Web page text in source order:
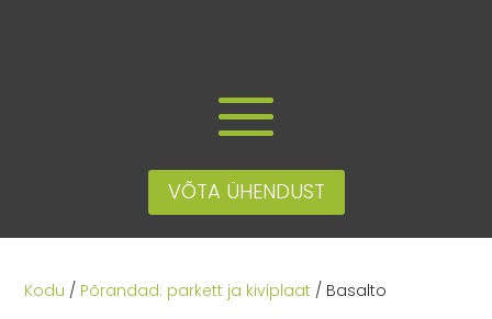
VÕTA ÜHENDUST
Kodu / Põrandad: parkett ja kiviplaat / Basalto